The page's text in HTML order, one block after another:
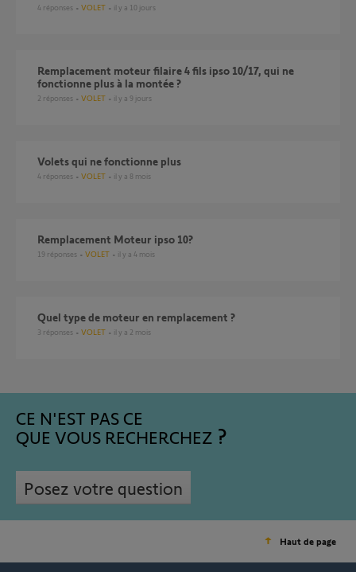
4 réponses VOLET il y a 10 jours
remplacement moteur filaire 4 fils ipso 10/17, qui ne
fonctionne plus à la montée ?
2 réponses VOLET il y a 9 jours
volets qui ne fonctionne plus
4 réponses VOLET il y a 8 mois
Remplacement Moteur ipso 10?
19 réponses VOLET il y a 4 mois
Quel type de moteur en remplacement ?
3 réponses VOLET il y a 2 mois
CE N'EST PAS CE
QUE VOUS RECHERCHEZ
Posez votre question
Haut de page